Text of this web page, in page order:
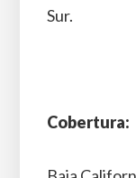
Sur.
Cobertura: